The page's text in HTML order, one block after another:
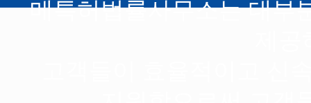
메특허법률사무소는 대부